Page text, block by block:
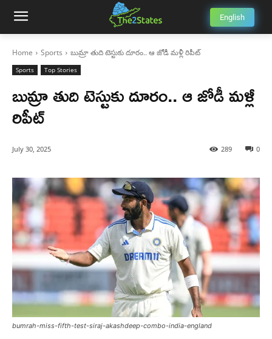
English
Home Sports బుమ్రా తుది టెస్టుకు దూరం.. ఆ జోడీ మళ్లీ రిపీట్‌
Sports Top Stories
బుమ్రా తుది టెస్టుకు దూరం.. ఆ జోడీ మళ్లీ
రిపీట్‌
July 30, 2025 0
289
bumrah-miss-fifth-test-siraj-akashdeep-combo-india-england